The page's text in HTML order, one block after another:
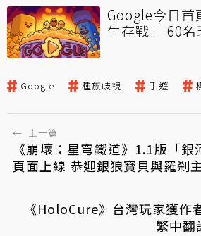
Google今日首
生存戰」 60
Google 種族歧視 手遊
← 上一篇
《崩壞：星穹鐵道》1.1版「
頁面上線 恭迎銀狼寶貝與羅剎
《HoloCure》台灣玩家獲作
繁中翻